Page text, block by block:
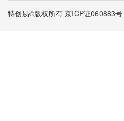
特创易©版权所有 京ICP证060883号